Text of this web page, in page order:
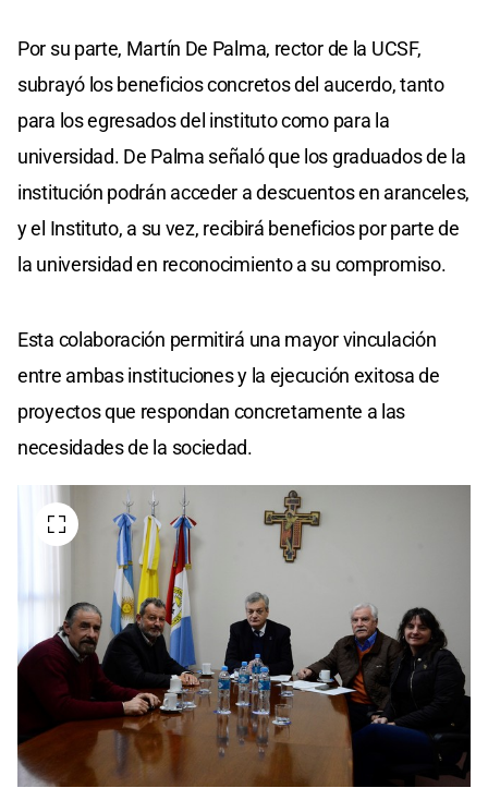
Por su parte, Martín De Palma, rector de la UCSF,
subrayó los beneficios concretos del aucerdo, tanto
para los egresados del instituto como para la
universidad. De Palma señaló que los graduados de la
institución podrán acceder a descuentos en aranceles,
y el Instituto, a su vez, recibirá beneficios por parte de
la universidad en reconocimiento a su compromiso.
Esta colaboración permitirá una mayor vinculación
entre ambas instituciones y la ejecución exitosa de
proyectos que respondan concretamente a las
necesidades de la sociedad.